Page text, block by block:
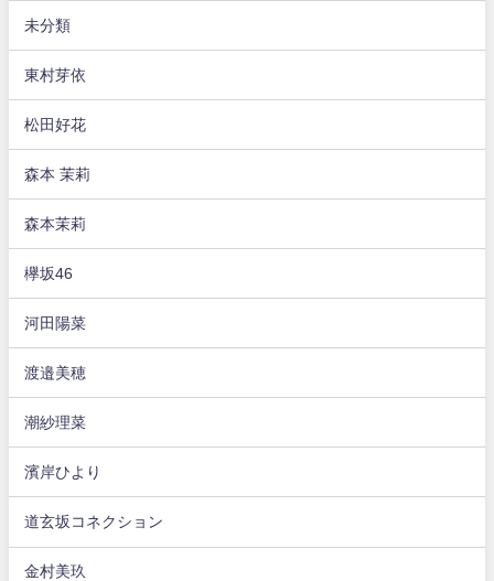
未分類
東村芽依
松田好花
森本 茉莉
森本茉莉
欅坂46
河田陽菜
渡邉美穂
潮紗理菜
濱岸ひより
道玄坂コネクション
金村美玖